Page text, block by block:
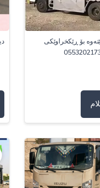
بۆ ڕێکخراوێکی